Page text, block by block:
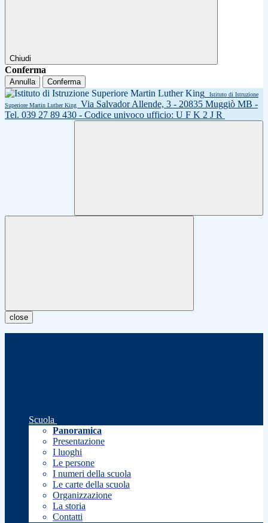
Chiudi
Conferma
Annulla Conferma
Istituto di Istruzione
Superiore Martin Luther King
Via Salvador Allende, 3 - 20835 Muggiò MB -
Tel. 039 27 89 430 - Codice univoco ufficio: U F K 2 J R
close
Scuola
Panoramica
Presentazione
I luoghi
Le persone
I numeri della scuola
Le carte della scuola
Organizzazione
La storia
Contatti